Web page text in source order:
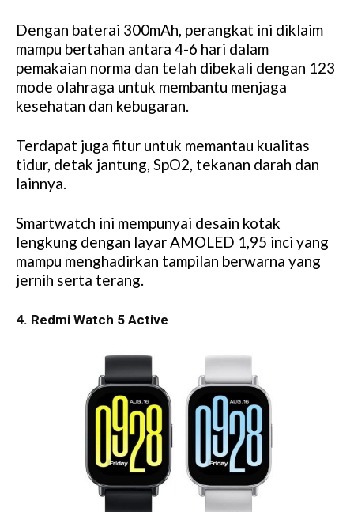
Dengan baterai 300mAh, perangkat ini diklaim
mampu bertahan antara 4-6 hari dalam
pemakaian norma dan telah dibekali dengan 123
mode olahraga untuk membantu menjaga
kesehatan dan kebugaran.
Terdapat juga fitur untuk memantau kualitas
tidur, detak jantung, SpO2, tekanan darah dan
lainnya.
Smartwatch ini mempunyai desain kotak
lengkung dengan layar AMOLED 1,95 inci yang
mampu menghadirkan tampilan berwarna yang
jernih serta terang.
4. Redmi Watch 5 Active